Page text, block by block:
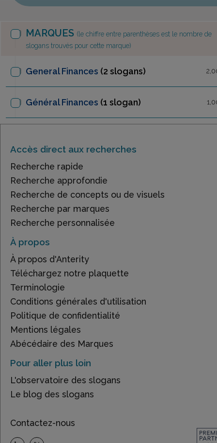
MARQUES (le chiffre entre parenthèses est le nombre de
slogans trouvés pour cette marque)
General Finances (2 slogans)
Général Finances (1 slogan)
Accès direct aux recherches
Recherche rapide
Recherche approfondie
Recherche de concepts ou de visuels
Recherche par marques
Recherche personnalisée
À propos
À propos d'Anterity
Téléchargez notre plaquette
Terminologie
Conditions générales d'utilisation
Politique de confidentialité
Mentions légales
Abécédaire des Marques
Pour aller plus loin
L'observatoire des slogans
Le blog des slogans
Contactez-nous